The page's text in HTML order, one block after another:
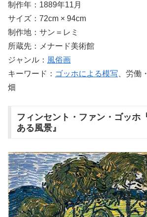
制作年：1889年11月
サイズ：72cm × 94cm
制作地：サン＝レミ
所蔵先：メナード美術館
ジャンル： 風俗画
キーワード： ゴッホによる模写 、労働
畑
フィンセント・ファン・ゴッホ
ある風景』